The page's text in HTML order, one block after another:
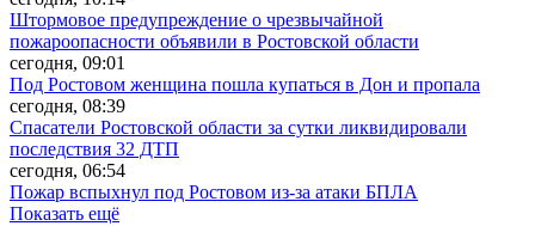
Штормовое предупреждение о чрезвычайной
пожароопасности объявили в Ростовской области
сегодня, 09:01
Под Ростовом женщина пошла купаться в Дон и пропала
сегодня, 08:39
Спасатели Ростовской области за сутки ликвидировали
последствия 32 ДТП
сегодня, 06:54
Пожар вспыхнул под Ростовом из-за атаки БПЛА
Показать ещё